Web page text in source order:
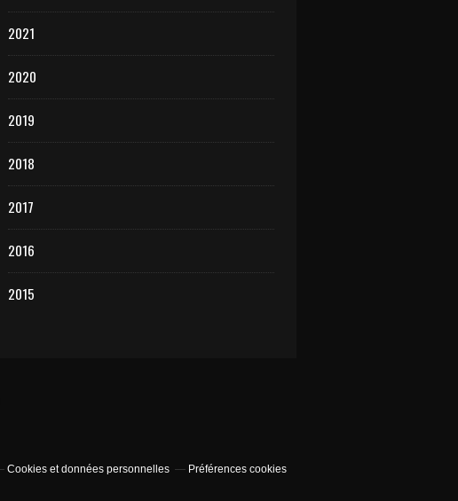
2021
2020
2019
2018
2017
2016
2015
Cookies et données personnelles Préférences cookies